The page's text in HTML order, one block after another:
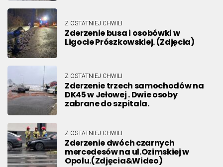
Z OSTATNIEJ CHWILI
Zderzenie busa i osobówki w
Ligocie Prószkowskiej. (Zdjęcia)
Z OSTATNIEJ CHWILI
Zderzenie trzech samochodów na
DK45 w Jełowej . Dwie osoby
zabrane do szpitala.
Z OSTATNIEJ CHWILI
Zderzenie dwóch czarnych
mercedesów na ul.Ozimskiej w
Opolu.(Zdjęcia&Wideo)